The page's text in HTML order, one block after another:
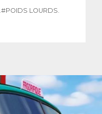
#POIDS LOURDS.